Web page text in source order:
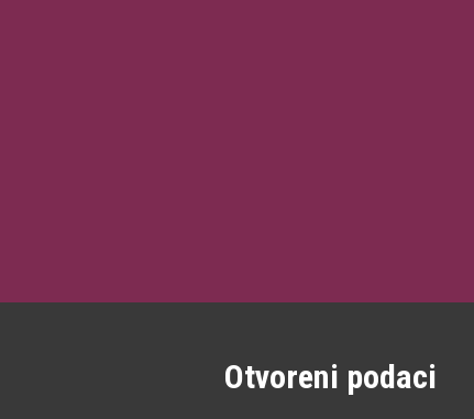
Otvoreni podaci